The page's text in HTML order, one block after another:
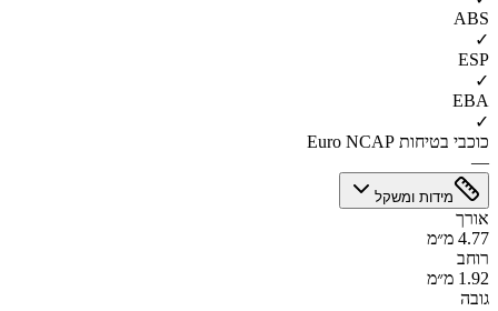
ABS
✓
ESP
✓
EBA
✓
כוכבי בטיחות Euro NCAP
—
מידות ומשקל
אורך
4.77 מ״מ
רוחב
1.92 מ״מ
גובה